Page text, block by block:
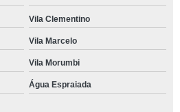
Vila Clementino
Vila Marcelo
Vila Morumbi
Água Espraiada